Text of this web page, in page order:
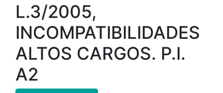
L.3/2005,
INCOMPATIBILIDADES
ALTOS CARGOS. P.I.
A2